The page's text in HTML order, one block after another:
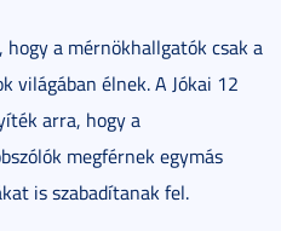
a mérnökhallgatók csak a
világában élnek. A Jókai 12
arra, hogy a
megférnek egymás
is szabadítanak fel.